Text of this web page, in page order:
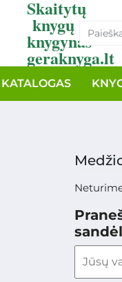
Skaitytų
knygų
knygynas
geraknyga.lt
KATALOGAS